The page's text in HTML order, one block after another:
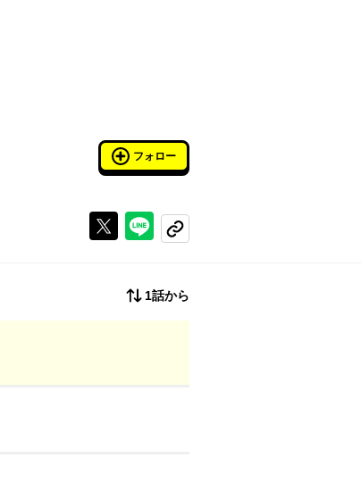
フォロー
Xで投稿するラインでシェアする
コピーする
1話から